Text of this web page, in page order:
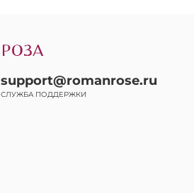
support@romanrose.ru
СЛУЖБА ПОДДЕРЖКИ